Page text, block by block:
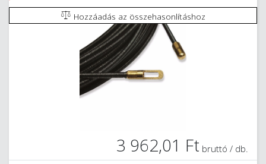
Hozzáadás az összehasonlításhoz
3 962,01 Ft bruttó / db.